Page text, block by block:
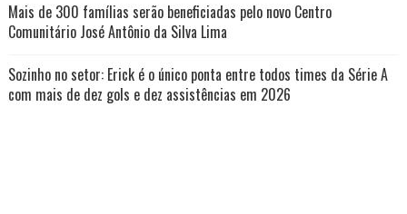
Mais de 300 famílias serão beneficiadas pelo novo Centro
Comunitário José Antônio da Silva Lima
Sozinho no setor: Erick é o único ponta entre todos times da Série A
com mais de dez gols e dez assistências em 2026